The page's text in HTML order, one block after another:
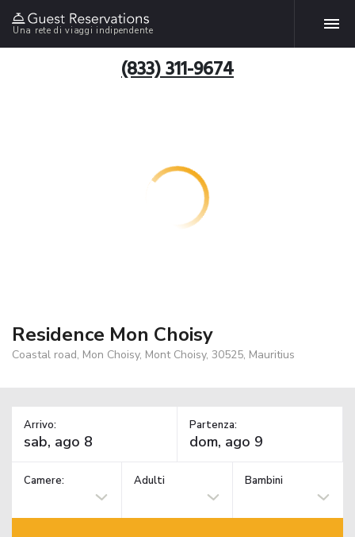
Una rete di viaggi indipendente
(833) 311-9674
Residence Mon Choisy
Coastal road, Mon Choisy, Mont Choisy, 30525, Mauritius
Arrivo: Partenza:
Camere: Adulti Bambini